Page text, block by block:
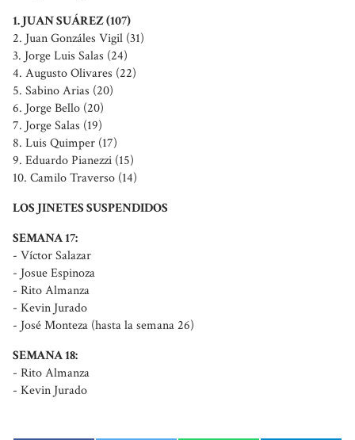
1. JUAN SUÁREZ (107)
2. Juan Gonzáles Vigil (31)
3. Jorge Luis Salas (24)
4. Augusto Olivares (22)
5. Sabino Arias (20)
6. Jorge Bello (20)
7. Jorge Salas (19)
8. Luis Quimper (17)
9. Eduardo Pianezzi (15)
10. Camilo Traverso (14)
LOS JINETES SUSPENDIDOS
SEMANA 17:
- Víctor Salazar
- Josue Espinoza
- Rito Almanza
- Kevin Jurado
- José Monteza (hasta la semana 26)
SEMANA 18:
- Rito Almanza
- Kevin Jurado